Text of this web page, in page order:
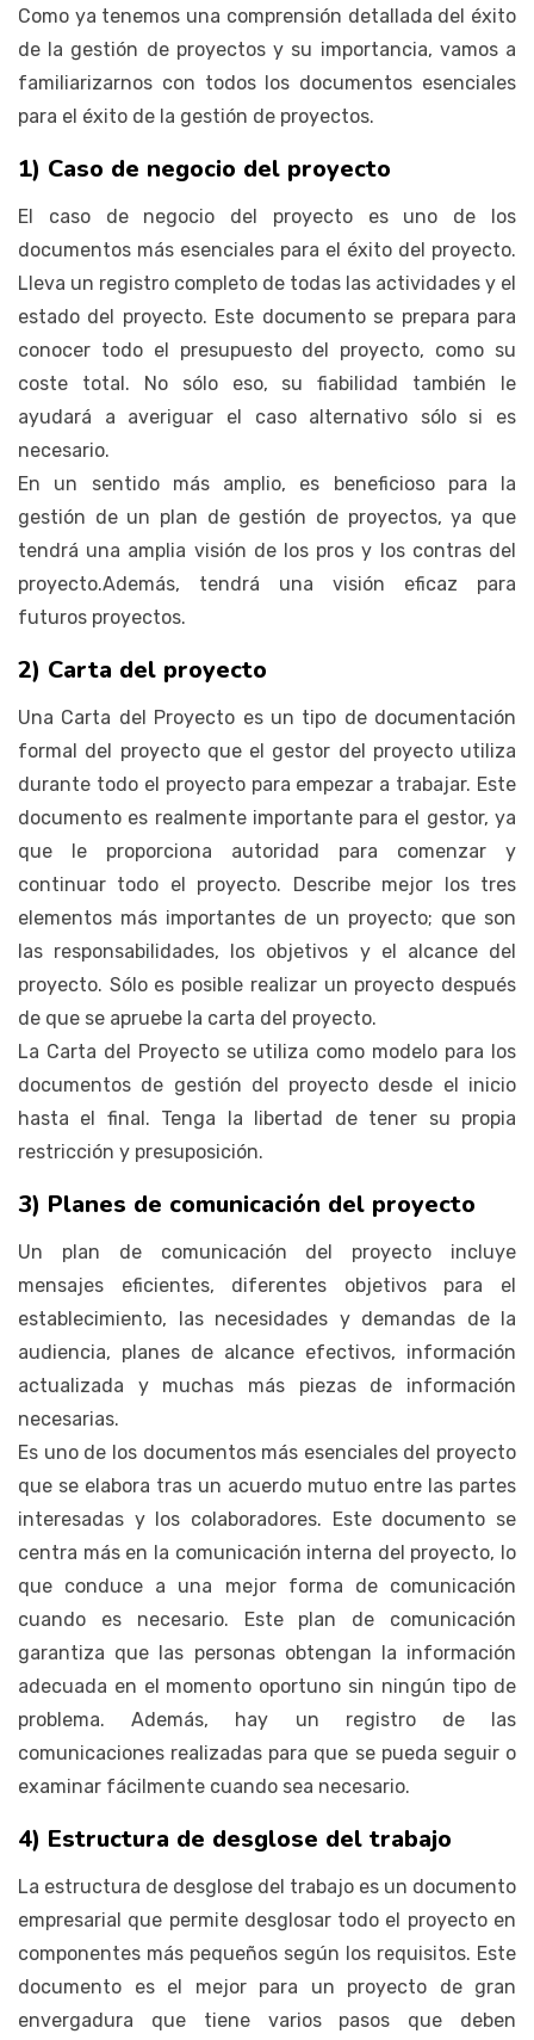
Como ya tenemos una comprensión detallada del éxito
de la gestión de proyectos y su importancia, vamos a
familiarizarnos con todos los documentos esenciales
para el éxito de la gestión de proyectos.
1) Caso de negocio del proyecto
El caso de negocio del proyecto es uno de los
documentos más esenciales para el éxito del proyecto.
Lleva un registro completo de todas las actividades y el
estado del proyecto. Este documento se prepara para
conocer todo el presupuesto del proyecto, como su
coste total. No sólo eso, su fiabilidad también le
ayudará a averiguar el caso alternativo sólo si es
necesario.
En un sentido más amplio, es beneficioso para la
gestión de un plan de gestión de proyectos, ya que
tendrá una amplia visión de los pros y los contras del
proyecto.Además, tendrá una visión eficaz para
futuros proyectos.
2) Carta del proyecto
Una Carta del Proyecto es un tipo de documentación
formal del proyecto que el gestor del proyecto utiliza
durante todo el proyecto para empezar a trabajar. Este
documento es realmente importante para el gestor, ya
que le proporciona autoridad para comenzar y
continuar todo el proyecto. Describe mejor los tres
elementos más importantes de un proyecto; que son
las responsabilidades, los objetivos y el alcance del
proyecto. Sólo es posible realizar un proyecto después
de que se apruebe la carta del proyecto.
La Carta del Proyecto se utiliza como modelo para los
documentos de gestión del proyecto desde el inicio
hasta el final. Tenga la libertad de tener su propia
restricción y presuposición.
3) Planes de comunicación del proyecto
Un plan de comunicación del proyecto incluye
mensajes eficientes, diferentes objetivos para el
establecimiento, las necesidades y demandas de la
audiencia, planes de alcance efectivos, información
actualizada y muchas más piezas de información
necesarias.
Es uno de los documentos más esenciales del proyecto
que se elabora tras un acuerdo mutuo entre las partes
interesadas y los colaboradores. Este documento se
centra más en la comunicación interna del proyecto, lo
que conduce a una mejor forma de comunicación
cuando es necesario. Este plan de comunicación
garantiza que las personas obtengan la información
adecuada en el momento oportuno sin ningún tipo de
problema. Además, hay un registro de las
comunicaciones realizadas para que se pueda seguir o
examinar fácilmente cuando sea necesario.
4) Estructura de desglose del trabajo
La estructura de desglose del trabajo es un documento
empresarial que permite desglosar todo el proyecto en
componentes más pequeños según los requisitos. Este
documento es el mejor para un proyecto de gran
envergadura que tiene varios pasos que deben